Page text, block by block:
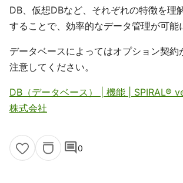
DB、仮想DBなど、それぞれの特徴を理
することで、効率的なデータ管理が可能
データベースによってはオプション契約
注意してください。
DB（データベース） | 機能 | SPIRAL®
株式会社
comment0